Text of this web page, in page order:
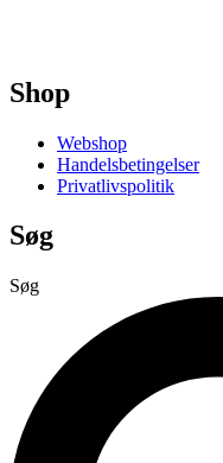
Shop
Webshop
Handelsbetingelser
Privatlivspolitik
Søg
Søg